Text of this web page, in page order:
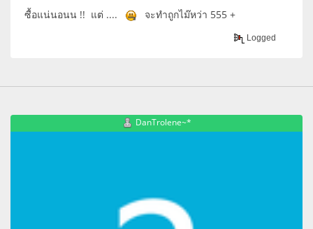
ซื้อแน่นอนน !! แต่ .... จะทำถูกไม๊หว่า 555 +
Logged
DanTrolene~*